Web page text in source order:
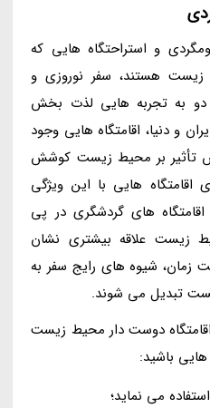
و استراحتگاه هایی که
زیست هستند، سفر نوروزی و
به تجربه هایی لذت بخش
و دنیا، اقامتگاه هایی وجود
تأثیر بر محیط زیست کوشش
اقامتگاه هایی با این ویژگی
های گردشگری در پی
علاقه بیشتری نشان
زمان، شیوه های رایج سفر به
تبدیل می شوند.
دوست دار محیط زیست
باشید:
می نماید؛